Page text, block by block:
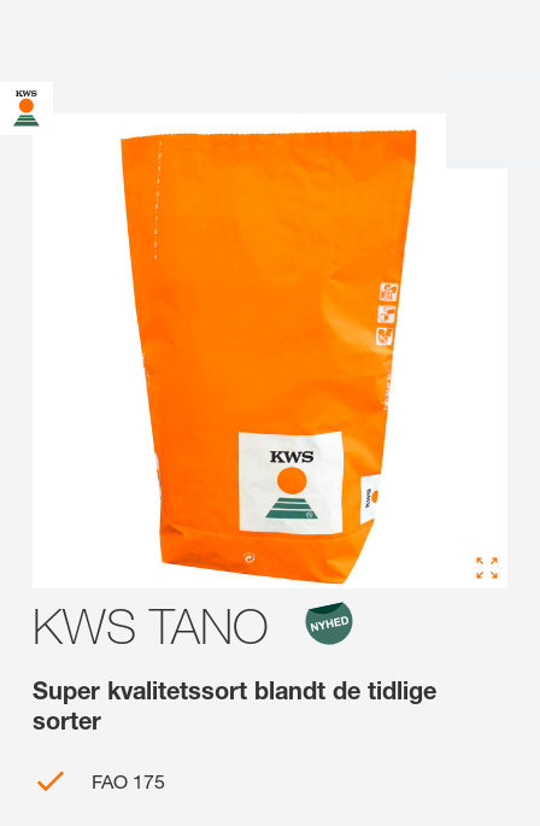
KWS TANO
Super kvalitetssort blandt de tidlige
sorter
FAO 175